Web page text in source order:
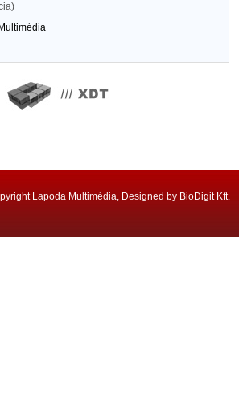
Lapoda Multimédia, Designed by BioDigit Kft.